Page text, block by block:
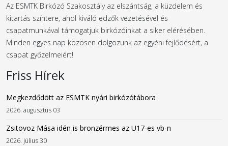
Az ESMTK Birkózó Szakosztály az elszántság, a küzdelem és
kitartás színtere, ahol kiváló edzők vezetésével és
csapatmunkával támogatjuk birkózóinkat a siker elérésében.
Minden egyes nap közösen dolgozunk az egyéni fejlődésért, a
csapat győzelmeiért!
Friss Hírek
Megkezdődött az ESMTK nyári birkózótábora
2026. augusztus 03
Zsitovoz Mása idén is bronzérmes az U17-es vb-n
2026. július 30